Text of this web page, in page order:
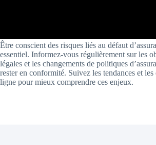
Être conscient des risques liés au défaut
essentiel. Informez-vous régulièrement sur les
légales et les changements de politiques
rester en conformité. Suivez les tendances et les
ligne pour mieux comprendre ces enjeux.